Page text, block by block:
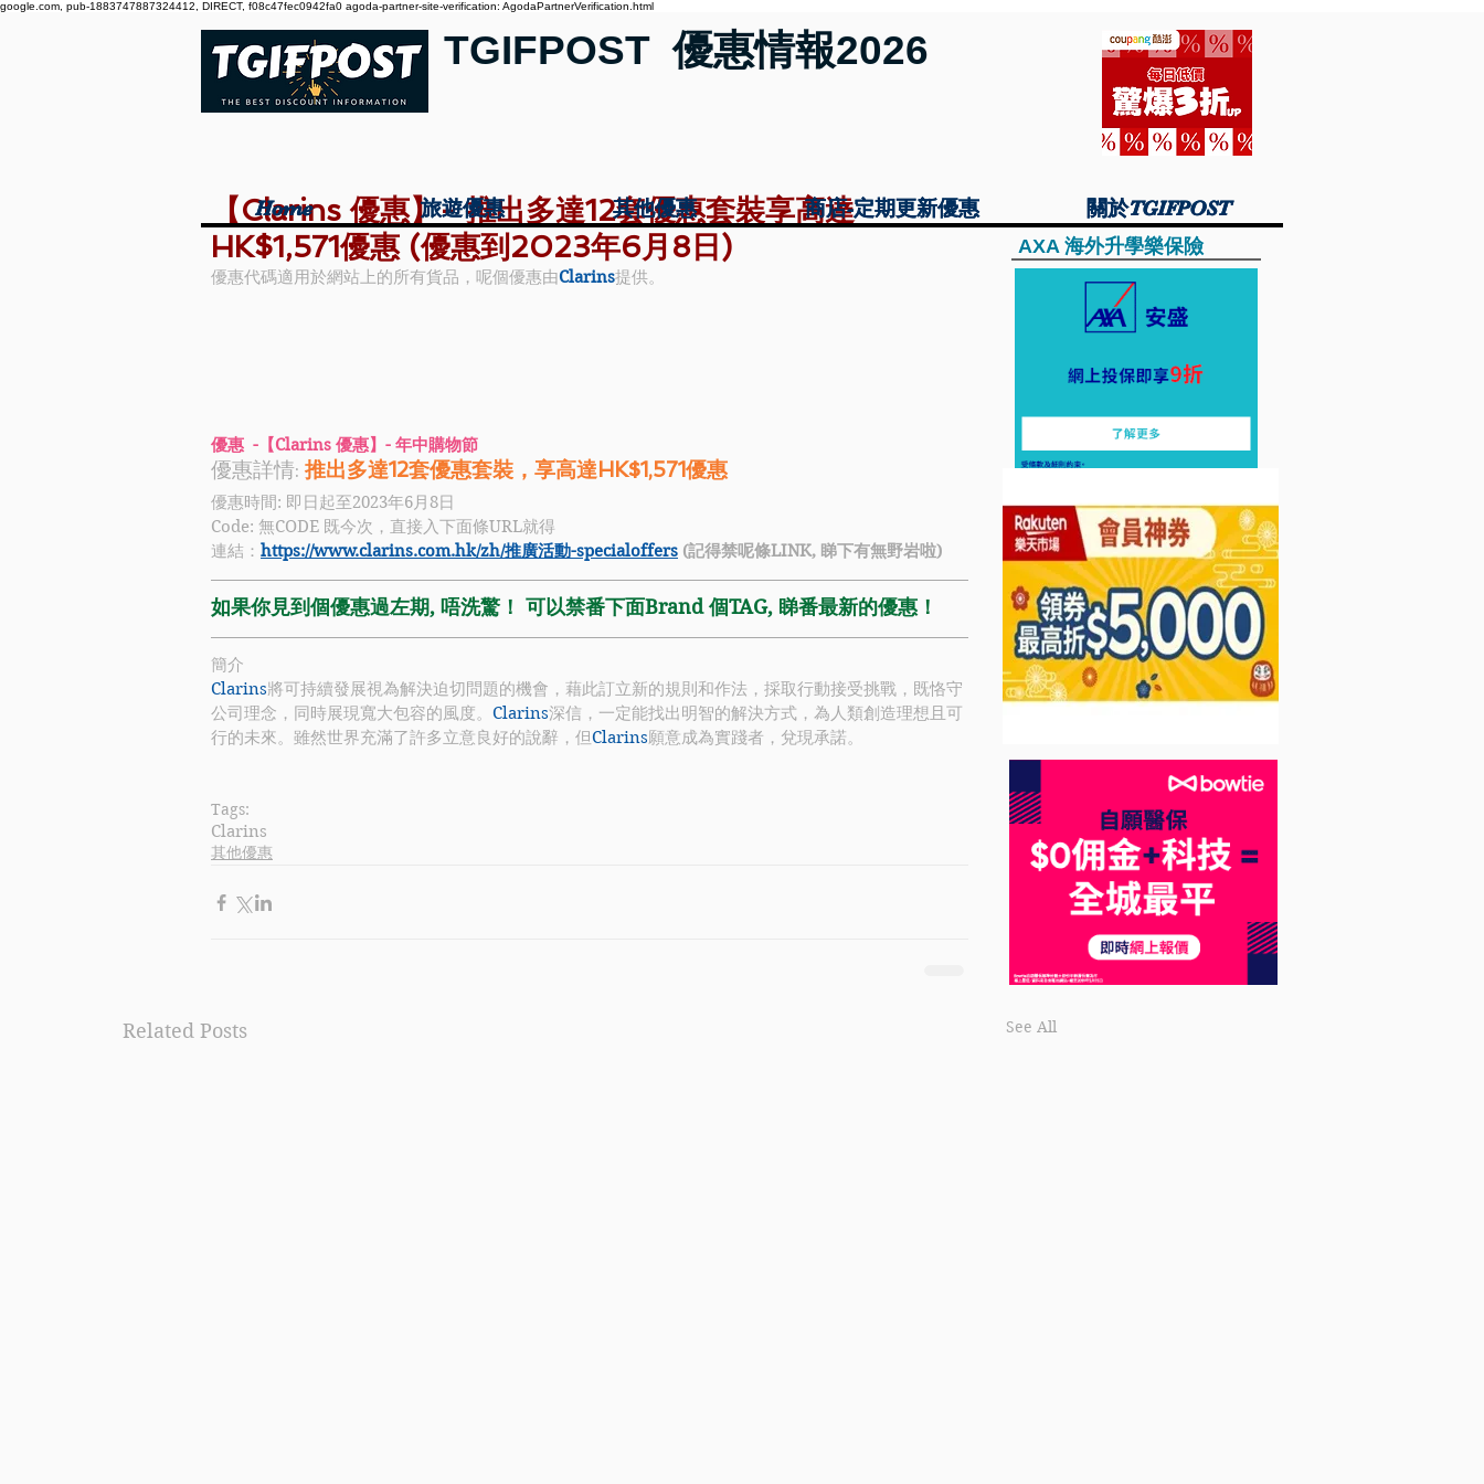
google.com, pub-1883747887324412, DIRECT, f08c47fec0942fa0 agoda-partner-site-verification: AgodaPartnerVerification.html
TGIFPOST 優惠情報2026
Home 旅遊優惠 其他優惠 商店-定期更新優惠 關於TGIFPOST
Home 旅遊優惠 其他優惠 商店-定期更新優惠 關於TGIFPOST
【Clarins 優惠】- 推出多達12套優惠套裝享高達
HK$1,571優惠 (優惠到2023年6月8日)
優惠代碼適用於網站上的所有貨品，呢個優惠由Clarins提供。
優惠  -【Clarins 優惠】- 年中購物節
優惠詳情: 推出多達12套優惠套裝，享高達HK$1,571優惠
優惠時間: 即日起至2023年6月8日
Code: 無CODE 既今次，直接入下面條URL就得
連結： https://www.clarins.com.hk/zh/推廣活動-specialoffers (記得禁呢條LINK, 睇下有無野岩啦)
如果你見到個優惠過左期, 唔洗驚！ 可以禁番下面Brand 個TAG, 睇番最新的優惠！
簡介
Clarins將可持續發展視為解決迫切問題的機會，藉此訂立新的規則和作法，採取行動接受挑戰，既恪守
公司理念，同時展現寬大包容的風度。 Clarins深信，一定能找出明智的解決方式，為人類創造理想且可
行的未來。雖然世界充滿了許多立意良好的說辭，但Clarins願意成為實踐者，兌現承諾。
Tags:
Clarins
其他優惠
Related Posts See All
AXA 海外升學樂保險